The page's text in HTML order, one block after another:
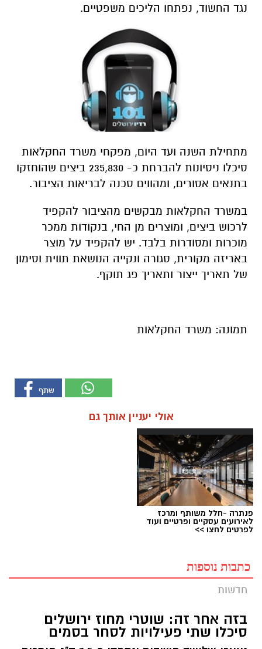
נגד החשוד, נפתחו הליכים משפטיים.
מתחילת השנה ועד היום, מפקחי משרד החקלאות
סיכלו ניסיונות להברחת כ- 235,830 ביצים שהוחזקו
בתנאים אסורים, ומהווים סכנה לבריאות הציבור.
במשרד החקלאות מבקשים מהציבור להקפיד
לרכוש ביצים, ומוצרים מן החי, בנקודות ממכר
מוכרות ומסודרות בלבד.​ יש להקפיד על מוצר
באריזה מקורית, סגורה ונקייה הנושאת תווית וסימון
של תאריך ייצור ותאריך פג תוקף.
תמונה: משרד החקלאות
אולי יעניין אותך גם
פנתרה -חלל משותף ומרכז
לאירועים עסקיים ופרטיים ועוד
לפרטים לחצו >>
כתבות נוספות
חדשות
בזה אחר זה: שוטרי מחוז ירושלים
סיכלו שתי פעילויות לסחר בסמים